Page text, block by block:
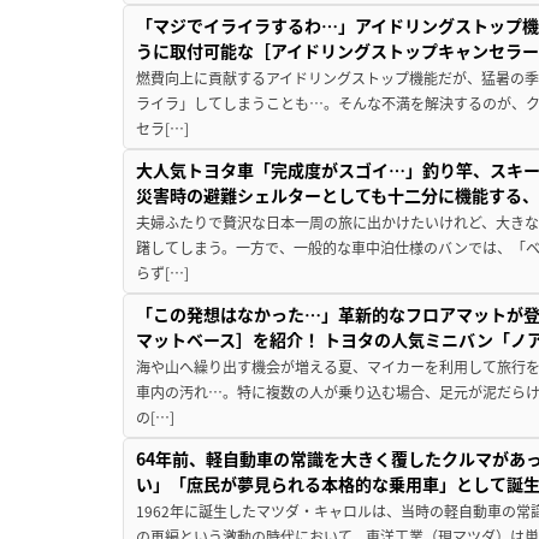
「マジでイライラするわ…」アイドリングストップ
うに取付可能な［アイドリングストップキャンセラ
燃費向上に貢献するアイドリングストップ機能だが、猛暑の
ライラ」してしまうことも…。そんな不満を解決するのが、
セラ[…]
大人気トヨタ車「完成度がスゴイ…」釣り竿、スキ
災害時の避難シェルターとしても十二分に機能する
夫婦ふたりで贅沢な日本一周の旅に出かけたいけれど、大き
躇してしまう。一方で、一般的な車中泊仕様のバンでは、「
らず[…]
「この発想はなかった…」革新的なフロアマットが
マットベース］を紹介！ トヨタの人気ミニバン「ノ
海や山へ繰り出す機会が増える夏、マイカーを利用して旅行
車内の汚れ…。特に複数の人が乗り込む場合、足元が泥だら
の[…]
64年前、軽自動車の常識を大きく覆したクルマがあ
い」「庶民が夢見られる本格的な乗用車」として誕
1962年に誕生したマツダ・キャロルは、当時の軽自動車の